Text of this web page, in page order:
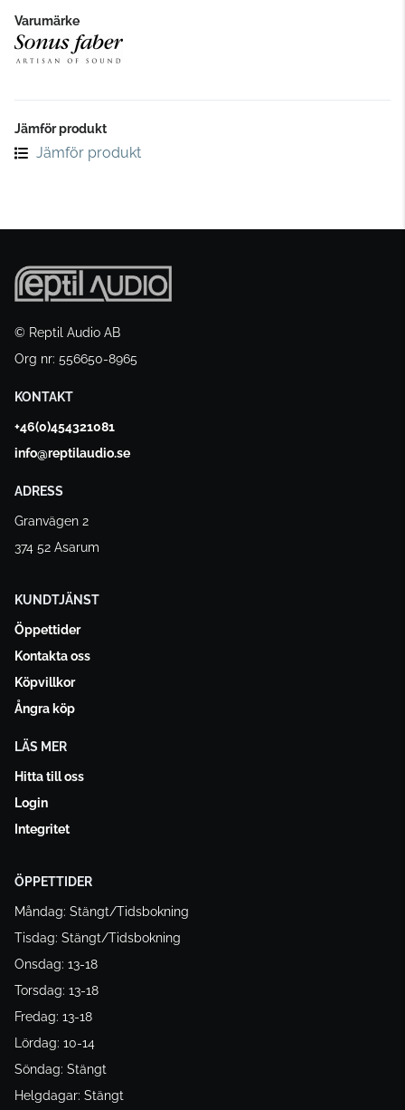
Varumärke
Jämför produkt
Jämför produkt
© Reptil Audio AB
Org nr: 556650-8965
KONTAKT
+46(0)454321081
info@reptilaudio.se
ADRESS
Granvägen 2
374 52 Asarum
KUNDTJÄNST
Öppettider
Kontakta oss
Köpvillkor
Ångra köp
LÄS MER
Hitta till oss
Login
Integritet
ÖPPETTIDER
Måndag: Stängt/Tidsbokning
Tisdag: Stängt/Tidsbokning
Onsdag: 13-18
Torsdag: 13-18
Fredag: 13-18
Lördag: 10-14
Söndag: Stängt
Helgdagar: Stängt